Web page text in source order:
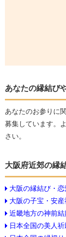
あなたの縁結び
あなたのお参りに
募集しています。
さい。
大阪府近郊の縁
大阪の縁結び・
大阪の子宝・安
近畿地方の神前結
日本全国の美人祈